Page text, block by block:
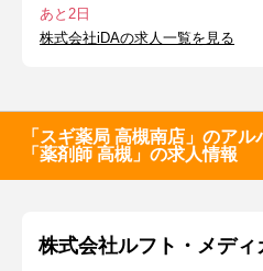
あと2日
株式会社iDAの求人一覧を見る
「スギ薬局 高槻南店」のア
「薬剤師 高槻」の求人情報
株式会社ルフト・メディ